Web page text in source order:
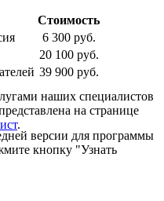
Стоимость
6 300 руб.
20 100 руб.
39 900 руб.
наших специалистов
на странице
.
версии для программы
кнопку "Узнать